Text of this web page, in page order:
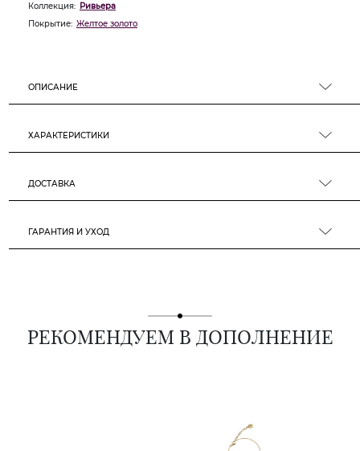
Коллекция: Ривьера
Покрытие: Желтое золото
ОПИСАНИЕ
ХАРАКТЕРИСТИКИ
ДОСТАВКА
ГАРАНТИЯ И УХОД
РЕКОМЕНДУЕМ В ДОПОЛНЕНИЕ